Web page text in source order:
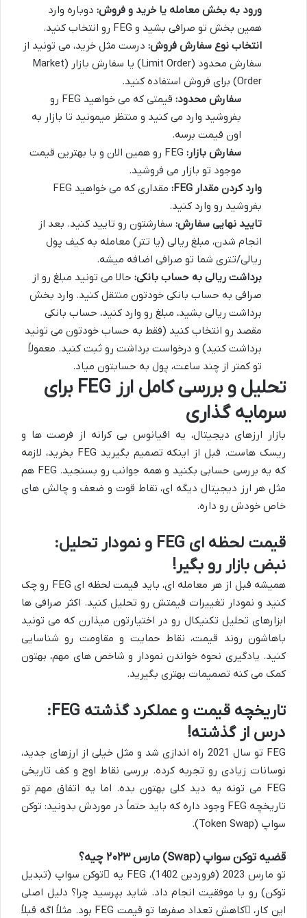
ورود به بخش معامله یا خرید و فروش: دوباره وارد
همین بخش تو صرافی بشید و FEG رو انتخاب کنید.
انتخاب نوع سفارش فروش: درست مثل خرید، می تونید از
سفارش محدود (Limit Order) یا سفارش بازار (Market
Order) برای فروش استفاده کنید.
سفارش محدود:
قیمتی که می خواهید FEG رو
بفروشید وارد می کنید و منتظر میمونید تا بازار به
اون قیمت برسه.
سفارش بازار:
FEG رو همین الان و با بهترین قیمت
موجود تو بازار می فروشید.
وارد کردن مقدار FEG:
مقداری که می خواهید FEG
بفروشید رو وارد کنید.
تایید نهایی سفارش: سفارشتون رو تایید کنید. بعد از
انجام شدن، مبلغ ریالی (یا تتر) معامله به کیف پول
ریالی/تتری شما تو صرافی اضافه میشه.
برداشت ریالی به حساب بانکی: حالا می تونید مبلغ رو از
صرافی به حساب بانکی خودتون منتقل کنید. وارد بخش
برداشت ریالی بشید، مبلغ رو وارد کنید، حساب بانکی
مقصد رو انتخاب کنید (فقط به حساب خودتون می تونید
برداشت کنید) و درخواست برداشت رو ثبت کنید. معمولاً
تو کمتر از چند ساعت، پول به حسابتون میاد.
تحلیل و بررسی کامل ارز FEG برای
سرمایه گذاری
بازار ارزهای دیجیتال، یه اقیانوس بی کرانه از فرصت ها و
ریسک هاست. قبل از اینکه تصمیم بگیرید FEG بخرید، لازمه
که یه بررسی حسابی بکنید و همه جوانب رو بسنجید. FEG هم
مثل هر ارز دیجیتال دیگه ای، نقاط قوت و ضعف و چالش های
خاص خودش رو داره.
قیمت لحظه ای FEG و نمودار تحلیل:
نبض بازار رو بگیر!
همیشه قبل از هر معامله ای، باید قیمت لحظه ای FEG رو چک
کنید و نمودار تغییرات قیمتش رو تحلیل کنید. اکثر صرافی ها
ابزارهای تحلیل تکنیکال رو در اختیارتون میذارن که می تونید
باهاشون روند قیمت، نقاط حمایت و مقاومت رو شناسایی
کنید. یادگیری نحوه خواندن نمودار و شاخص های مهم، بهتون
کمک می کنه تصمیمات بهتری بگیرید.
تاریخچه قیمت و عملکرد گذشته FEG:
درس از گذشته!
FEG تو سال 2021 راه اندازی شد و مثل خیلی از ارزهای جدید،
نوسانات زیادی رو تجربه کرده. بررسی نقاط اوج و کف تاریخی
FEG می تونه یه دید کلی بهتون بده. اما یه اتفاق مهم تو
تاریخچه FEG وجود داره که باید حتماً در موردش بدونید: توکن
سواپ (Token Swap).
قضیه توکن سواپ (Swap) مارس ۲۰۲۳ چیه؟
تو مارس 2023 (فروردین 1402)، FEG یه توکن سواپ (تبدیل
توکن) رو با موفقیت انجام داد. شاید بپرسید چرا؟ دلیل اصلی
این کار،
کاهش تعداد صفرها
تو قیمت FEG بود. مثلاً اگه قبلاً